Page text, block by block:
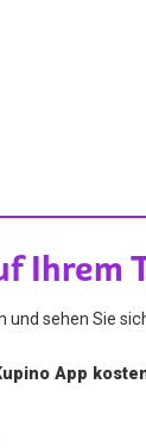
Ihrem
und sehen Sie
App